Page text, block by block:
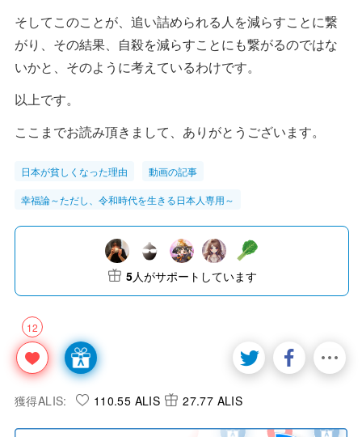
そしてこのことが、追い詰められる人を減らすことに繋
がり、その結果、自殺を減らすことにも繋がるのではな
いかと、そのように考えているわけです。
以上です。
ここまでお読み頂きまして、ありがとうございます。
日本が貧しくなった理由 動画の記事
幸福論～ただし、令和時代を生きる日本人専用～
12
5人がサポートしています
獲得ALIS: 110.55 ALIS 27.77 ALIS